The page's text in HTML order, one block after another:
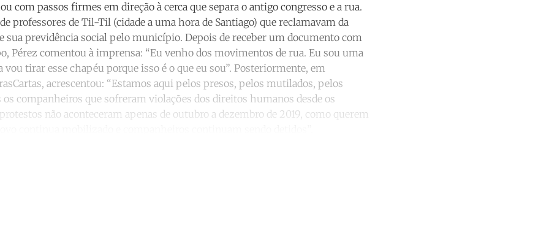
com passos firmes em direção à cerca que separa o antigo congresso e a rua.
professores de Til-Til (cidade a uma hora de Santiago) que reclamavam da
sua previdência social pelo município. Depois de receber um documento com
Pérez comentou à imprensa: “Eu venho dos movimentos de rua. Eu sou uma
tirar esse chapéu porque isso é o que eu sou”. Posteriormente, em
acrescentou: “Estamos aqui pelos presos, pelos mutilados, pelos
companheiros que sofreram violações dos direitos humanos desde os
não aconteceram apenas de outubro a dezembro de 2019, como querem